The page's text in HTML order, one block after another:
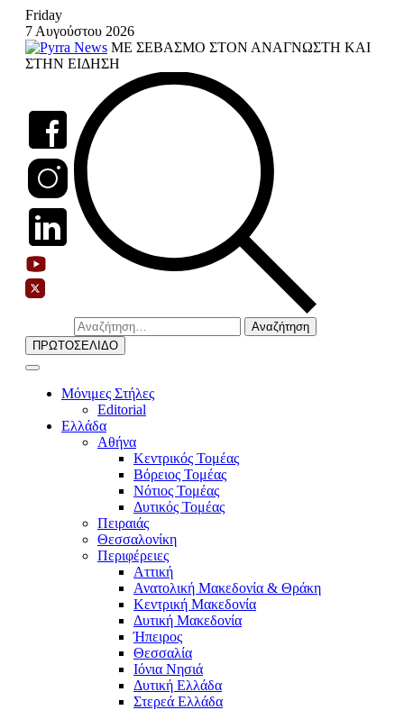
Skip
content
Friday
7 Αυγούστου 2026
ΜΕ ΣΕΒΑΣΜΟ ΣΤΟΝ ΑΝΑΓΝΩΣΤΗ ΚΑΙ
ΣΤΗΝ ΕΙΔΗΣΗ
Αναζήτηση
για:
ΠΡΩΤΟΣΕΛΙΔΟ
Μόνιμες Στήλες
Editorial
Ελλάδα
Αθήνα
Κεντρικός Τομέας
Βόρειος Τομέας
Νότιος Τομέας
Δυτικός Τομέας
Πειραιάς
Θεσσαλονίκη
Περιφέρειες
Αττική
Ανατολική Μακεδονία & Θράκη
Κεντρική Μακεδονία
Δυτική Μακεδονία
Ήπειρος
Θεσσαλία
Ιόνια Νησιά
Δυτική Ελλάδα
Στερεά Ελλάδα